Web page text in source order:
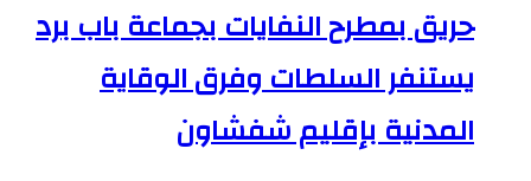
حريق بمطرح النفايات بجماعة باب برد
يستنفر السلطات وفرق الوقاية
المدنية بإقليم شفشاون